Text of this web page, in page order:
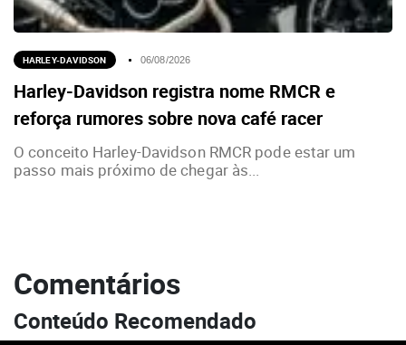
HARLEY-DAVIDSON 06/08/2026
Harley-Davidson registra nome RMCR e
reforça rumores sobre nova café racer
O conceito Harley-Davidson RMCR pode estar um
passo mais próximo de chegar às...
Comentários
Conteúdo Recomendado